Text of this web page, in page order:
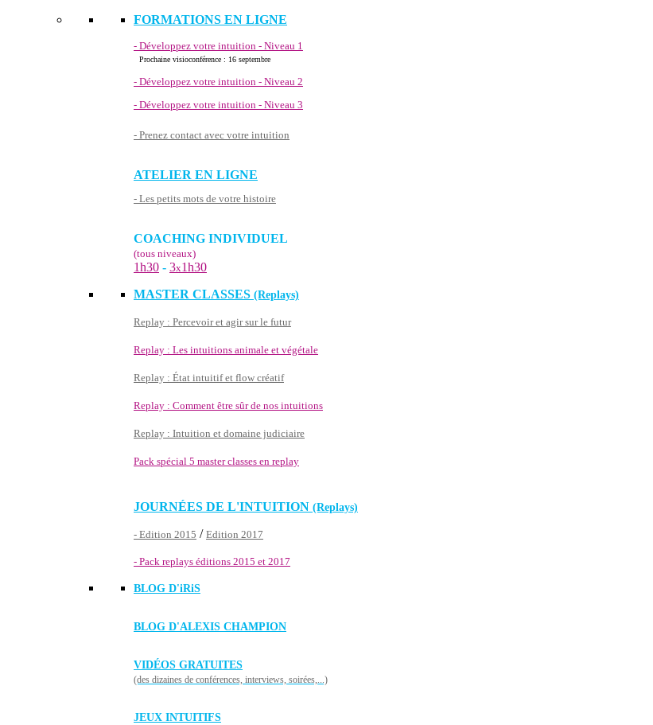
FORMATIONS EN LIGNE
- Développez votre intuition - Niveau 1
Prochaine visioconférence : 16 septembre
- Développez votre intuition - Niveau 2
- Développez votre intuition - Niveau 3
- Prenez contact avec votre intuition
ATELIER EN LIGNE
- Les petits mots de votre histoire
COACHING INDIVIDUEL
(tous niveaux)
1h30 - 3x1h30
MASTER CLASSES (Replays)
Replay : Percevoir et agir sur le futur
Replay : Les intuitions animale et végétale
Replay : État intuitif et flow créatif
Replay : Comment être sûr de nos intuitions
Replay : Intuition et domaine judiciaire
Pack spécial 5 master classes en replay
JOURNÉES DE L'INTUITION (Replays)
- Edition 2015 / Edition 2017
- Pack replays éditions 2015 et 2017
BLOG D'iRiS
BLOG D'ALEXIS CHAMPION
VIDÉOS GRATUITES
(des dizaines de conférences, interviews, soirées,...)
JEUX INTUITIFS